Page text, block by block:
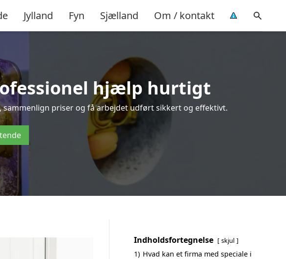
Jylland Fyn Sjælland Om / kontakt
hjælp hurtigt
priser og få arbejdet udført sikkert og effektivt.
Indholdsfortegnelse skjul
1) Hvad kan et firma med speciale i